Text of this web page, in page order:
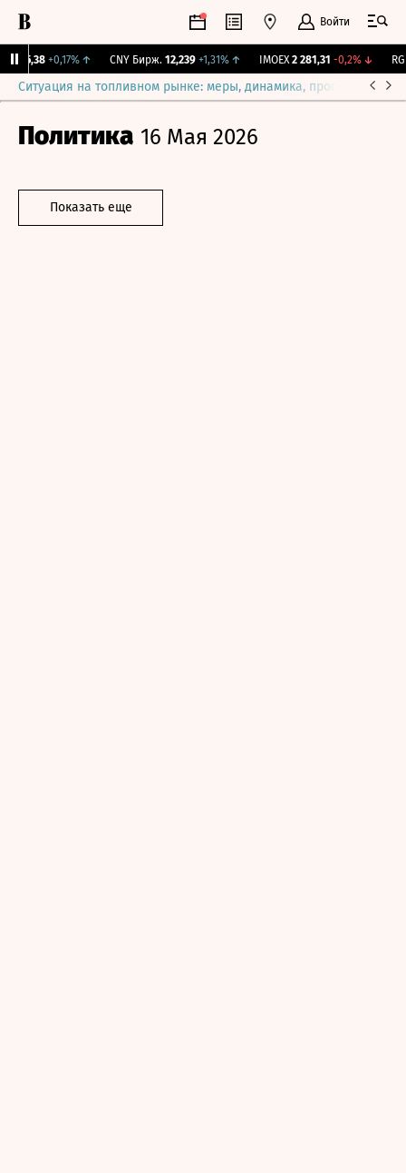
Войти
115,38 +0,17%↑ CNY Бирж. 12,239 +1,31% ↑ IMOEX 2 281,31 -0,2%↓
Ситуация на топливном рынке: меры, динамика, прогнозы
Политика 16 Мая 2026
Показать еще